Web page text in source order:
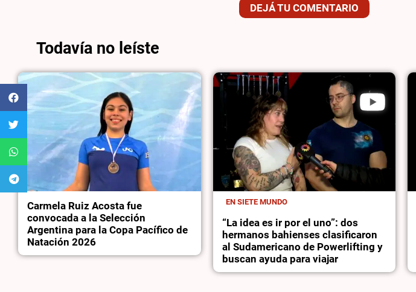
DEJÁ TU COMENTARIO
Todavía no leíste
Carmela Ruiz Acosta fue
convocada a la Selección
Argentina para la Copa Pacífico de
Natación 2026
EN SIETE MUNDO
“La idea es ir por el uno”: dos
hermanos bahienses clasificaron
al Sudamericano de Powerlifting y
buscan ayuda para viajar